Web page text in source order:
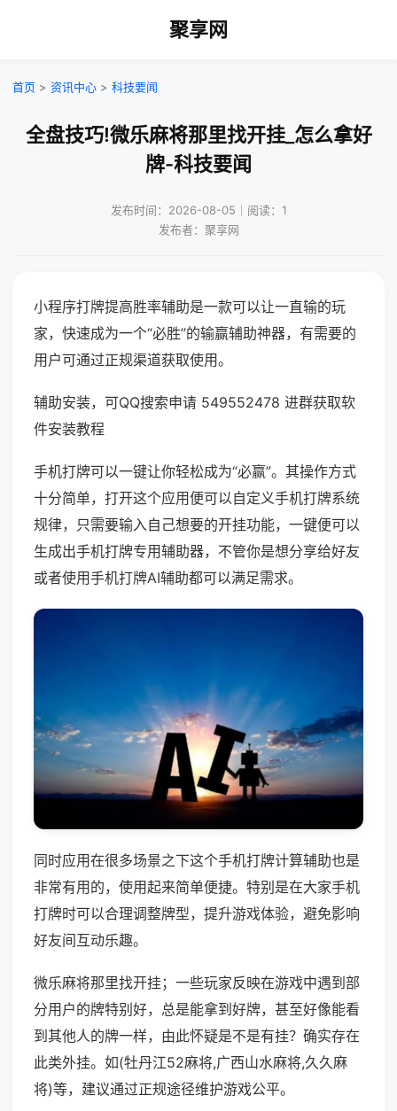
聚享网
首页 > 资讯中心 > 科技要闻
全盘技巧!微乐麻将那里找开挂_怎么拿好
牌-科技要闻
发布时间：2026-08-05｜阅读：1
发布者：聚享网
小程序打牌提高胜率辅助是一款可以让一直输的玩
家，快速成为一个“必胜”的输赢辅助神器，有需要的
用户可通过正规渠道获取使用。
辅助安装，可QQ搜索申请 549552478 进群获取软
件安装教程
手机打牌可以一键让你轻松成为“必赢”。其操作方式
十分简单，打开这个应用便可以自定义手机打牌系统
规律，只需要输入自己想要的开挂功能，一键便可以
生成出手机打牌专用辅助器，不管你是想分享给好友
或者使用手机打牌AI辅助都可以满足需求。
同时应用在很多场景之下这个手机打牌计算辅助也是
非常有用的，使用起来简单便捷。特别是在大家手机
打牌时可以合理调整牌型，提升游戏体验，避免影响
好友间互动乐趣。
微乐麻将那里找开挂；一些玩家反映在游戏中遇到部
分用户的牌特别好，总是能拿到好牌，甚至好像能看
到其他人的牌一样，由此怀疑是不是有挂？确实存在
此类外挂。如(牡丹江52麻将,广西山水麻将,久久麻
将)等，建议通过正规途径维护游戏公平。